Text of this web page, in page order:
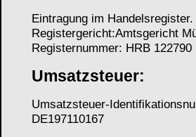
Eintragung im Handelsregister.
Registergericht:Amtsgericht
Registernummer: HRB 122790
Umsatzsteuer:
Umsatzsteuer-
DE197110167